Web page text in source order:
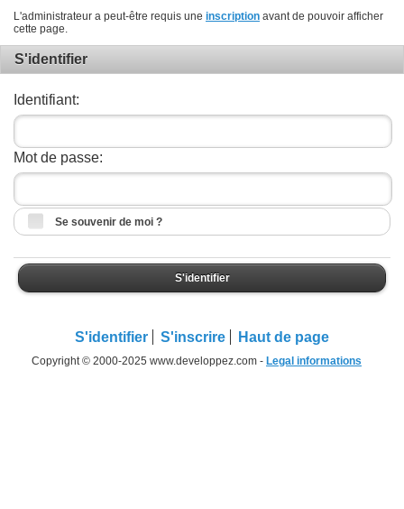
L'administrateur a peut-être requis une inscription avant de pouvoir afficher
cette page.
S'identifier
Identifiant:
Mot de passe:
Se souvenir de moi ?
S'identifier
S'identifier S'inscrire Haut de page
Copyright © 2000-2025 www.developpez.com - Legal informations